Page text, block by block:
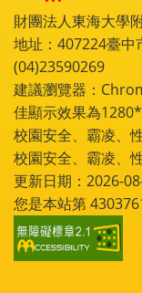
財團法人東海大學
地址：407224臺中
(04)23590269
建議瀏覽器：
佳顯示效果為
校園安全、霸凌、
校園安全、霸凌、
更新日期：2026-
您是本站第